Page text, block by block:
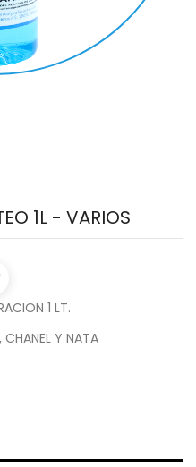
1L - VARIOS
1 LT.
CHANEL Y NATA